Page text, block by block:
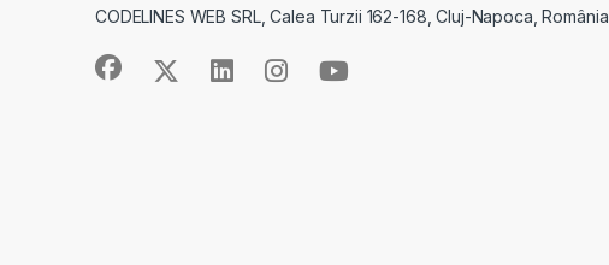
CODELINES WEB SRL, Calea Turzii 162-168, Cluj-Napoca, România